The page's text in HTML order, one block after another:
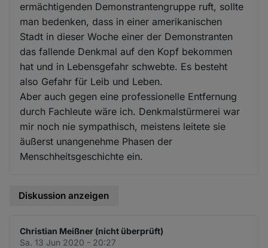
ermächtigenden Demonstrantengruppe ruft, sollte
man bedenken, dass in einer amerikanischen
Stadt in dieser Woche einer der Demonstranten
das fallende Denkmal auf den Kopf bekommen
hat und in Lebensgefahr schwebte. Es besteht
also Gefahr für Leib und Leben.
Aber auch gegen eine professionelle Entfernung
durch Fachleute wäre ich. Denkmalstürmerei war
mir noch nie sympathisch, meistens leitete sie
äußerst unangenehme Phasen der
Menschheitsgeschichte ein.
Diskussion anzeigen
Christian Meißner (nicht überprüft)
Sa. 13 Jun 2020 - 20:27